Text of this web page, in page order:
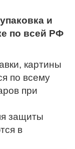
и
по всей РФ
картины
по всему
при
защиты
в